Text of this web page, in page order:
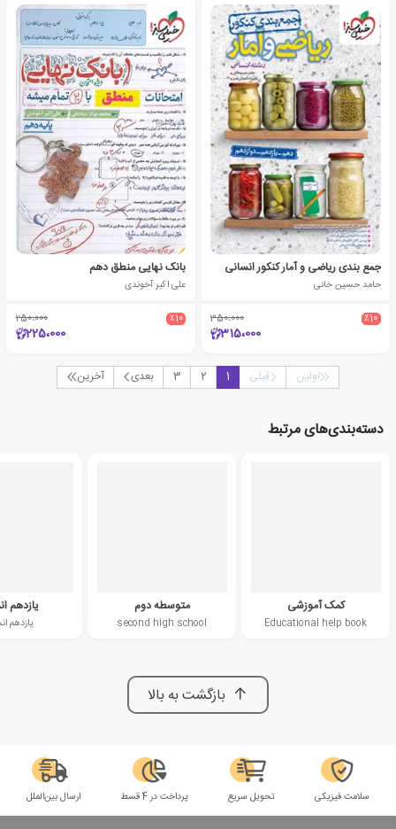
جمع بندی ریاضی و آمار کنکور انسانی
حامد حسین خانی
٪10 350،000
315،000
بانک نهایی منطق دهم
علی اکبر آخوندی
٪10 250،000
225،000
اولین قبلی 1
2
3 بعدی آخرین
دسته‌بندی‌های مرتبط
کمک آموزشی
Educational help book
متوسطه دوم
second high school
یازدهم
یازدهم
بازگشت به بالا
سلامت فیزیکی تحویل سریع پرداخت در 4 قسط ارسال بین‌الملل